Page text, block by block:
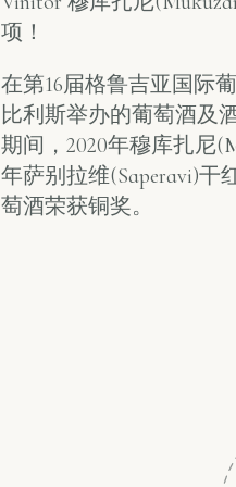
项！
在第16届格鲁吉亚国际
比利斯举办的葡萄酒及
期间，2020年穆库扎尼
年萨别拉维(Saperavi)干
萄酒荣获铜奖。